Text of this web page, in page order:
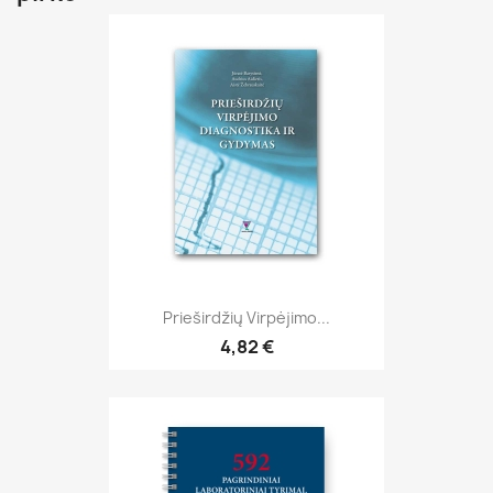
Prieširdžių Virpėjimo...
4,82 €